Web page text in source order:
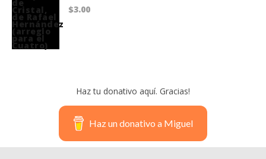
$3.00
Haz tu donativo aquí. Gracias!
Haz un donativo a Miguel